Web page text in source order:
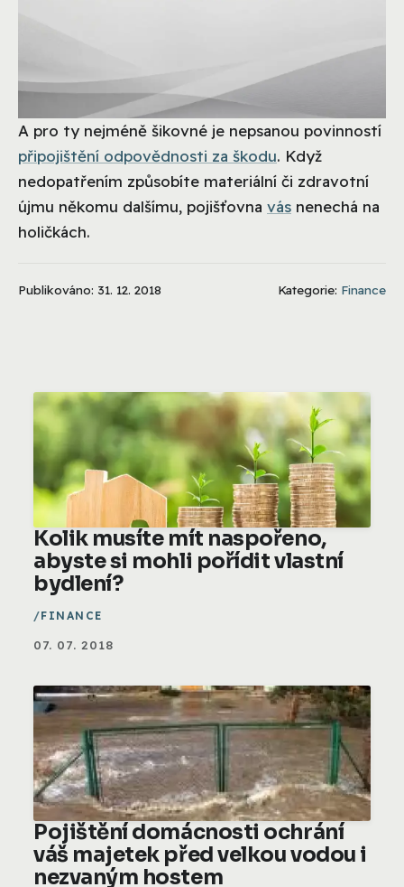
A pro ty nejméně šikovné je nepsanou povinností
připojištění odpovědnosti za škodu. Když
nedopatřením způsobíte materiální či zdravotní
újmu někomu dalšímu, pojišťovna vás nenechá na
holičkách.
Publikováno: 31. 12. 2018 Kategorie: Finance
Kolik musíte mít naspořeno,
abyste si mohli pořídit vlastní
bydlení?
FINANCE
07. 07. 2018
Pojištění domácnosti ochrání
váš majetek před velkou vodou i
nezvaným hostem